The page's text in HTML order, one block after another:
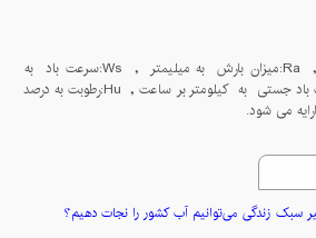
Sn:ارتفاع برف به سانتی متر , Ra:میزان بارش به میلیمتر , Ws:سرعت باد به
کیلومتر بر ساعت , WG:سرعت باد جستی به کیلومتر بر ساعت , Hu:رطوبت به درصد
سبک زندگی می‌توانیم آب کشور را نجات دهیم؟